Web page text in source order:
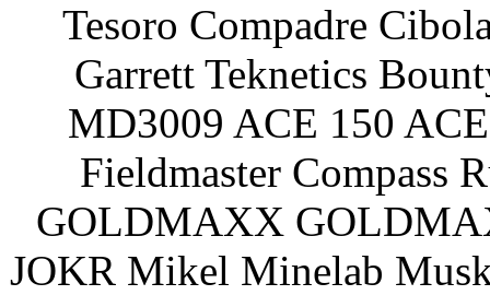
Tesoro Compadre
Garrett Teknetics
MD3009 ACE 150
Fieldmaster Compass
GOLDMAXX
JOKR Mikel Minelab